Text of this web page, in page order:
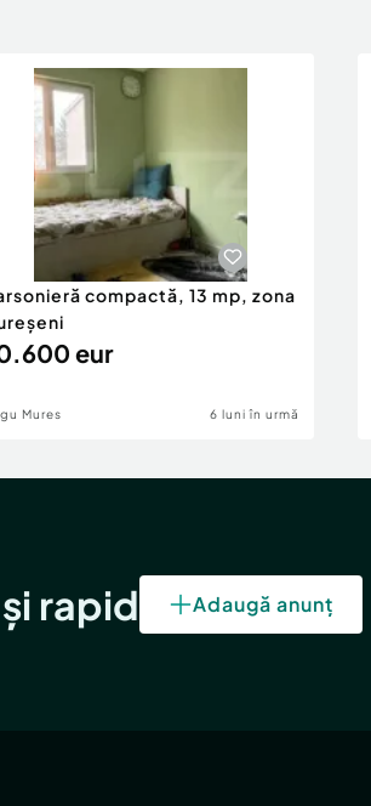
compactă, 13 mp, zona
eur
Mures 6 luni în urmă
rapid Adaugă anunț